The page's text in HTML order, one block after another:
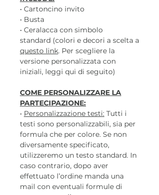
• Cartoncino invito
• Busta
• Ceralacca con simbolo
standard (colori e decori a scelta a
questo link. Per scegliere la
versione personalizzata con
iniziali, leggi qui di seguito)
COME PERSONALIZZARE LA
PARTECIPAZIONE:
• Personalizzazione testi: Tutti i
testi sono personalizzabili, sia per
formula che per colore. Se non
diversamente specificato,
utilizzeremo un testo standard. In
caso contrario, dopo aver
effettuato l’ordine manda una
mail con eventuali formule di